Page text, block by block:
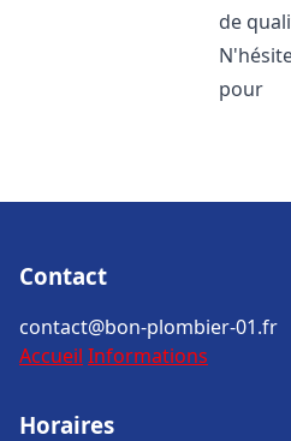
de
pour
Contact
contact@bon-plombier-01.fr
Accueil Informations
Horaires